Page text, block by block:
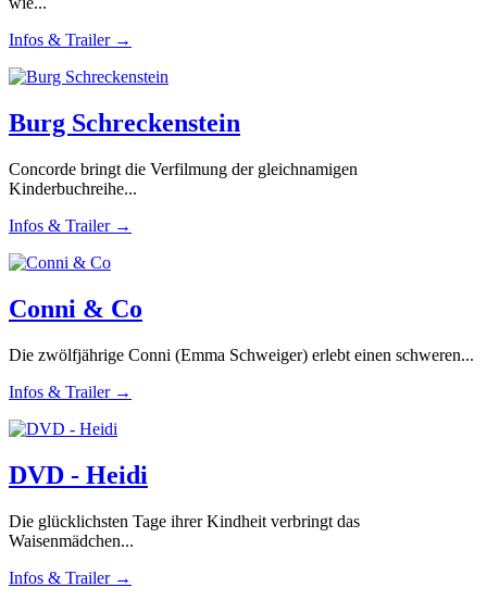
Infos & Trailer →
Burg Schreckenstein
Concorde bringt die Verfilmung der gleichnamigen
Kinderbuchreihe...
Infos & Trailer →
Conni & Co
Die zwölfjährige Conni (Emma Schweiger) erlebt einen schweren...
Infos & Trailer →
DVD - Heidi
Die glücklichsten Tage ihrer Kindheit verbringt das
Waisenmädchen...
Infos & Trailer →